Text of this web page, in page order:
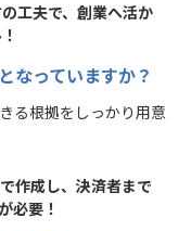
工夫で、創業へ活か
なっていますか？
る根拠をしっかり用意
作成し、決済者まで
必要！